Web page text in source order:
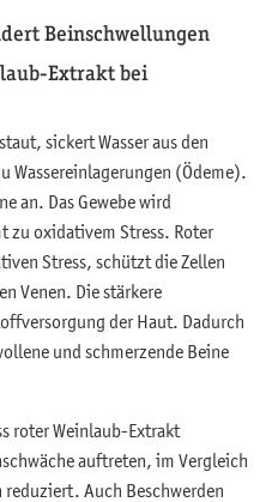
Beinschwellungen
Extrakt bei
sickert Wasser aus den
Wassereinlagerungen (Ödeme).
an. Das Gewebe wird
zu oxidativem Stress. Roter
Stress, schützt die Zellen
Venen. Die stärkere
der Haut. Dadurch
und schmerzende Beine
roter Weinlaub-Extrakt
auftreten, im Vergleich
Auch Beschwerden